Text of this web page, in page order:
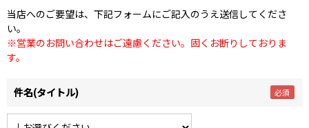
当店へのご要望は、下記フォームにご記入のうえ送信してくださ
い。
※営業のお問い合わせはご遠慮ください。固くお断りしておりま
す。
件名(タイトル)